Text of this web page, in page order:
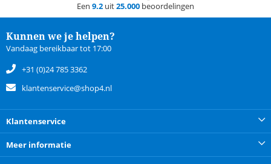
Een 9.2 uit25.000 beoordelingen
Kunnen we je helpen?
Vandaag bereikbaar tot 17:00
+31 (0)24 785 3362
klantenservice@shop4.nl
Klantenservice
Meer informatie